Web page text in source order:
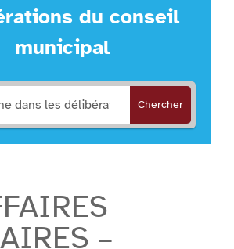
du conseil
municipal
Chercher
–